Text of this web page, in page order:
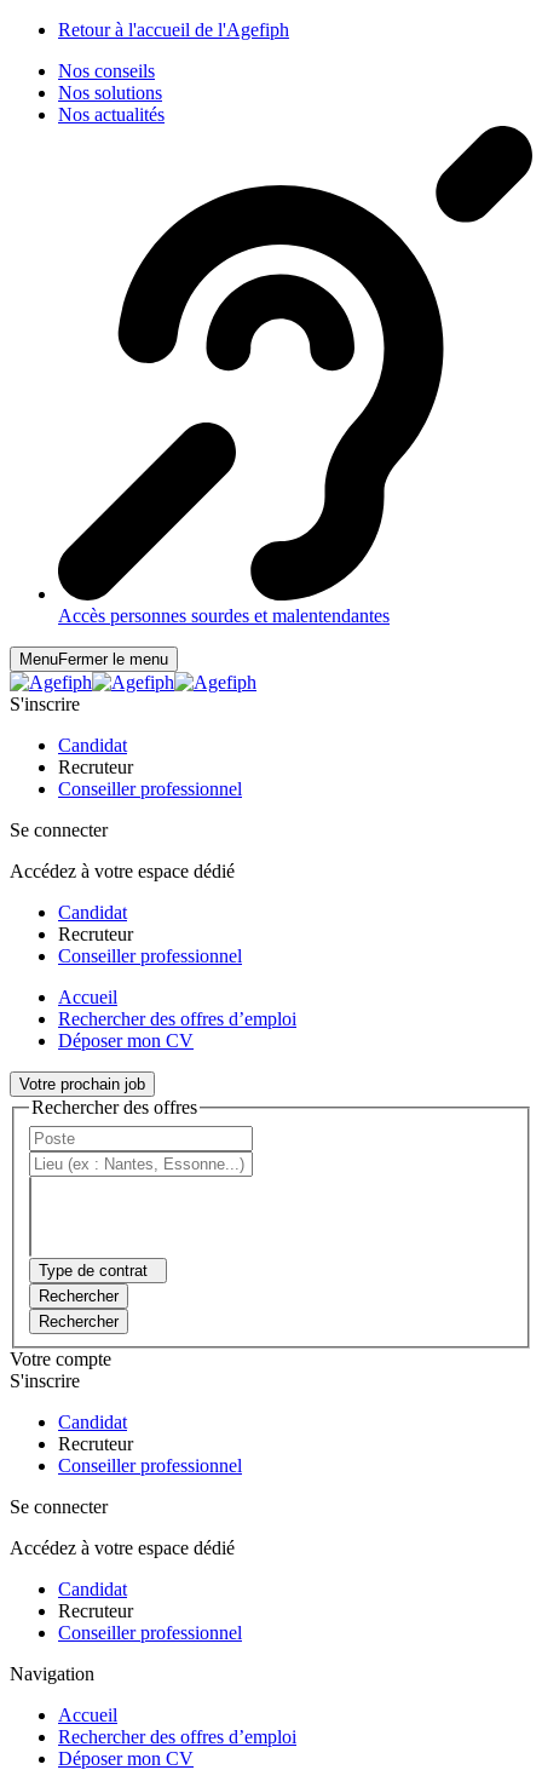
Retour à l'accueil de l'Agefiph
Nos conseils
Nos solutions
Nos actualités
Accès personnes sourdes et malentendantes
MenuFermer le menu
S'inscrire
Candidat
Recruteur
Conseiller professionnel
Se connecter
Accédez à votre espace dédié
Candidat
Recruteur
Conseiller professionnel
Accueil
Rechercher des offres d’emploi
Déposer mon CV
Votre prochain job
Rechercher des offres
Type de contrat
Rechercher
Rechercher
Votre compte
S'inscrire
Candidat
Recruteur
Conseiller professionnel
Se connecter
Accédez à votre espace dédié
Candidat
Recruteur
Conseiller professionnel
Navigation
Accueil
Rechercher des offres d’emploi
Déposer mon CV